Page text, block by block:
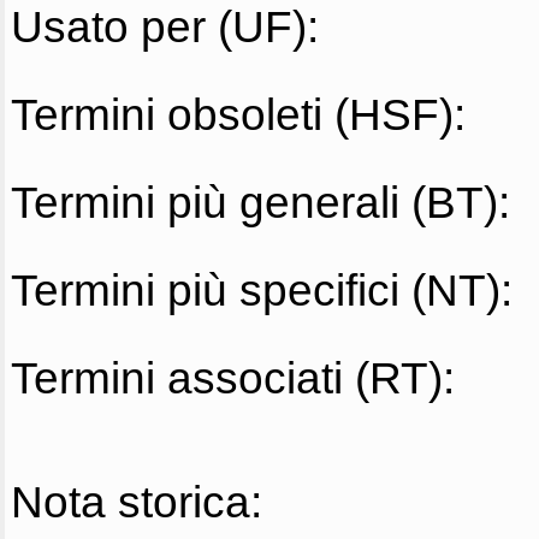
Usato per (UF):
Termini obsoleti (HSF):
Termini più generali (BT):
Termini più specifici (NT):
Termini associati (RT):
Nota storica: